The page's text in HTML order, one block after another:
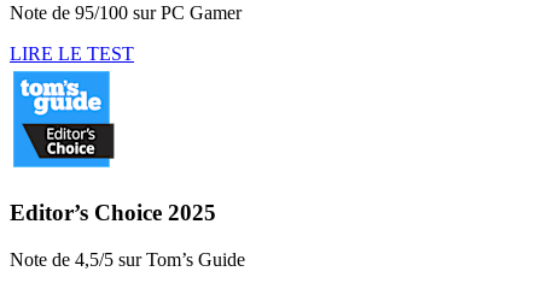
Note de 95/100 sur PC Gamer
LIRE LE TEST
Editor’s Choice 2025
Note de 4,5/5 sur Tom’s Guide